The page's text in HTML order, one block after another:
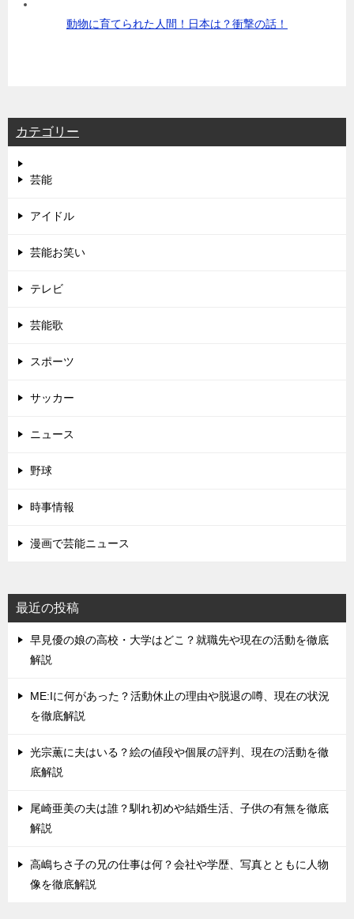
動物に育てられた人間！日本は？衝撃の話！
カテゴリー
芸能
アイドル
芸能お笑い
テレビ
芸能歌
スポーツ
サッカー
ニュース
野球
時事情報
漫画で芸能ニュース
最近の投稿
早見優の娘の高校・大学はどこ？就職先や現在の活動を徹底
解説
ME:Iに何があった？活動休止の理由や脱退の噂、現在の状況
を徹底解説
光宗薫に夫はいる？絵の値段や個展の評判、現在の活動を徹
底解説
尾崎亜美の夫は誰？馴れ初めや結婚生活、子供の有無を徹底
解説
高嶋ちさ子の兄の仕事は何？会社や学歴、写真とともに人物
像を徹底解説